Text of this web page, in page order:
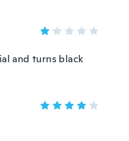
and turns black